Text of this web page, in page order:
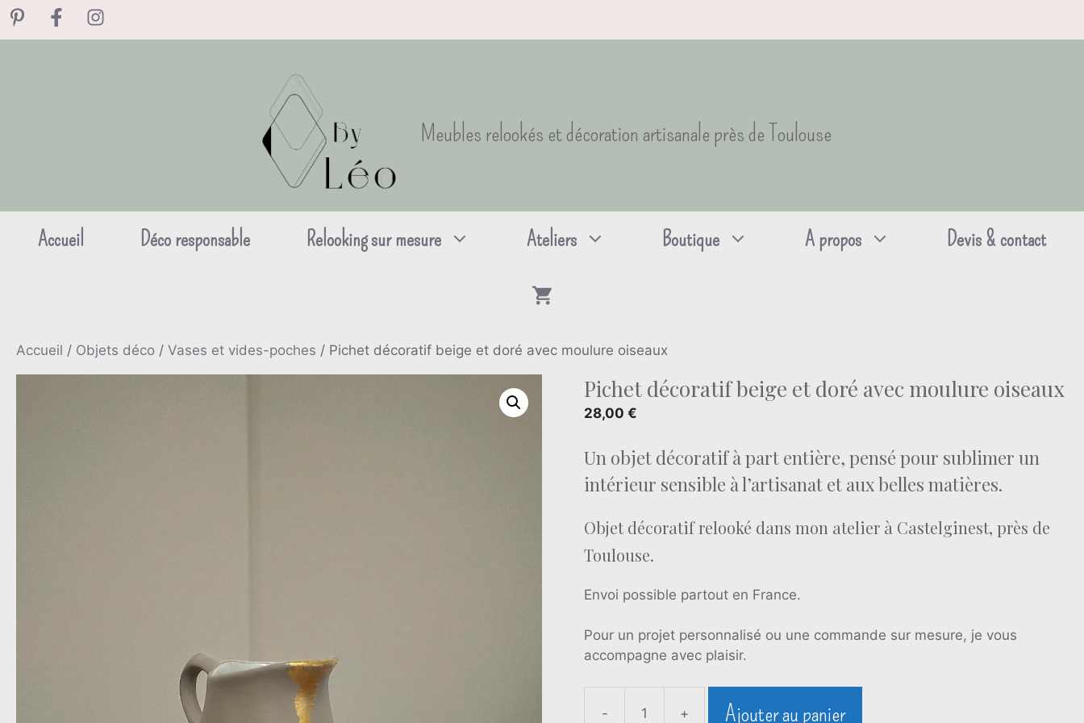
Aller
au
Meubles relookés et décoration artisanale près de Toulouse
Accueil Déco responsable Relooking sur mesure Ateliers Boutique A propos Devis & contact
Accueil / Objets déco / Vases et vides-poches / Pichet décoratif beige et doré avec moulure oiseaux
Pichet décoratif beige et doré avec moulure oiseaux
28,00€
Un objet décoratif à part entière, pensé pour sublimer un
intérieur sensible à l’artisanat et aux belles matières.
Objet décoratif relooké dans mon atelier à Castelginest, près de
Toulouse.
Envoi possible partout en France.
Pour un projet personnalisé ou une commande sur mesure, je vous
accompagne avec plaisir.
- + Ajouter au panier